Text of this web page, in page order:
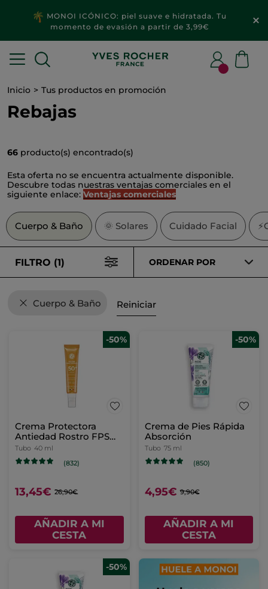
2x1 MAQUILLAJE & ACCESORIOS​
Inicio Tus productos en promoción
Rebajas
66 producto(s) encontrado(s)
Esta oferta no se encuentra actualmente disponible.
Descubre todas nuestras ventajas comerciales en el
siguiente enlace: Ventajas comerciales
Cuerpo & Baño 🌞 Solares Cuidado Facial
FILTRO (1) ORDENAR POR
Cuerpo & Baño Reiniciar
-50%
Crema Protectora
Antiedad Rostro FPS
50+
Tubo 40 ml
(832)
13,45€ 26,90€
AÑADIR A MI
CESTA
-50%
Crema de Pies Rápida
Absorción
Tubo 75 ml
(850)
4,95€ 9,90€
AÑADIR A MI
CESTA
-50%